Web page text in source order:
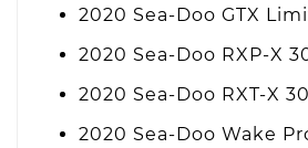
2020 Sea-Doo GTX
2020 Sea-Doo RXP-X
2020 Sea-Doo RXT-X
2020 Sea-Doo Wake